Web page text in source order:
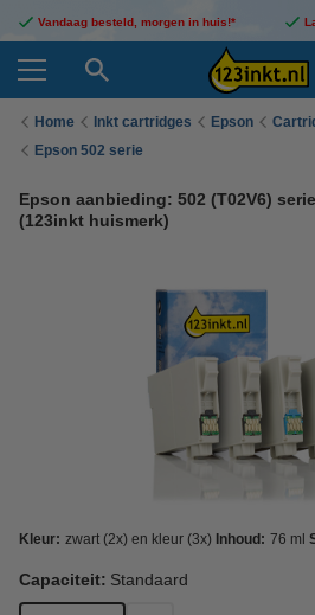
Vandaag besteld, morgen in huis!*
Home Inkt cartridges Epson
Epson 502 serie
Epson aanbieding: 502 (T02V6)
(123inkt huismerk)
Kleur: zwart (2x) en kleur (3x) Inhoud: 76 ml
Capaciteit: Standaard